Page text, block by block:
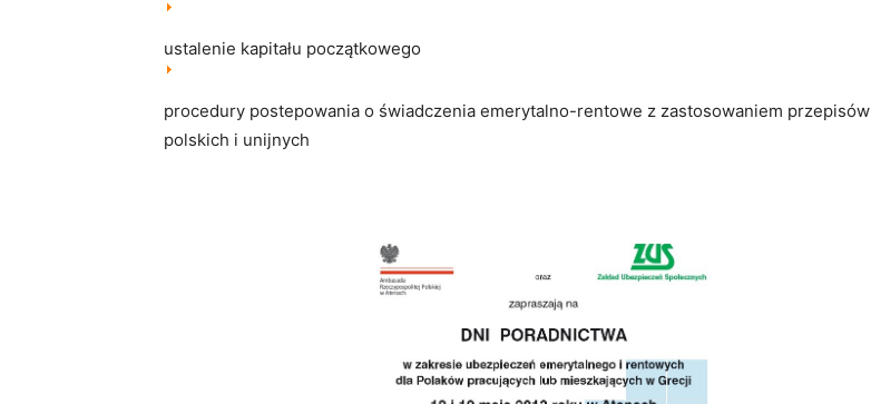
ustalenie kapitału początkowego
procedury postepowania o świadczenia emerytalno-rentowe z zastosowaniem przepisów
polskich i unijnych